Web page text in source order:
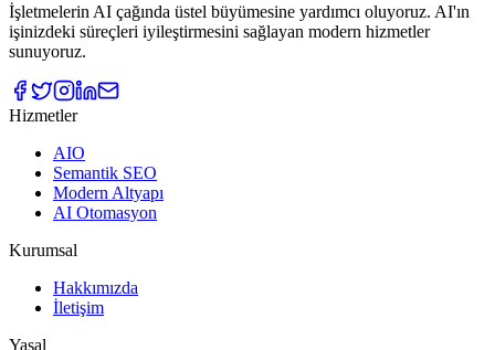
İşletmelerin AI çağında üstel büyümesine yardımcı oluyoruz. AI'ın
işinizdeki süreçleri iyileştirmesini sağlayan modern hizmetler
sunuyoruz.
Hizmetler
AIO
Semantik SEO
Modern Altyapı
AI Otomasyon
Kurumsal
Hakkımızda
İletişim
Yasal